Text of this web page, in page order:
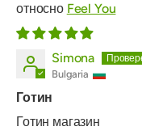
Feel You
Simona
Bulgaria
Готин
Готин магазин